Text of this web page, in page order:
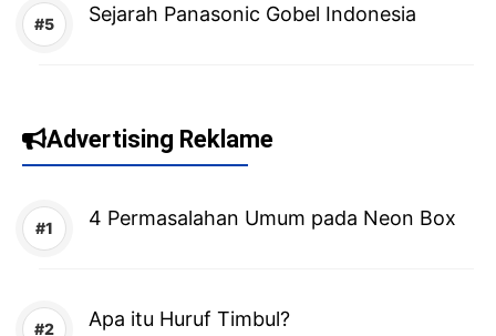
Sejarah Panasonic Gobel Indonesia
Advertising Reklame
4 Permasalahan Umum pada Neon Box
Apa itu Huruf Timbul?